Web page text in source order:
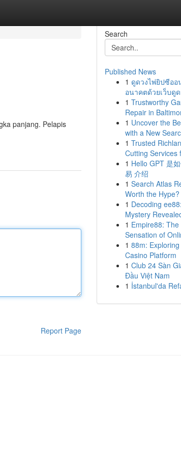
panjang. Pelapis
Report Page
Search
Published News
1 ดูดวงไพ่ยิปซีออ
อนาคตด้วยเว็บดู
1 Trustworthy
Repair in
1 Uncover the
with a New
1 Trusted
Cutting Services
1 Hello GPT 是
易 介绍
1 Search Atlas
Worth the Hype?
1 Decoding
Mystery
1 Empire88: The
Sensation of
1 88m:
Casino Platform
1 Club 24 Sàn
Đầu Việt Nam
1 İstanbul'da